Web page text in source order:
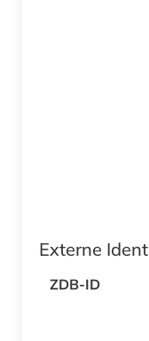
Externe
ZDB-ID